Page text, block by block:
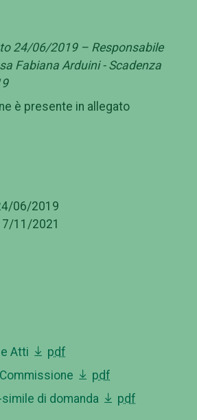
24/06/2019 – Responsabile
Fabiana Arduini - Scadenza
è presente in allegato
06/2019
11/2021
Atti
pdf
pdf
di domanda
pdf